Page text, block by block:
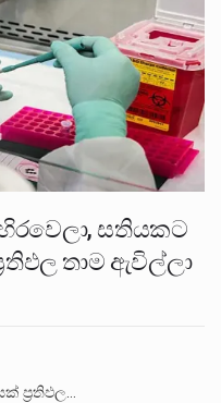
සතියකට
තාම ඇවිල්ලා
ප්‍රතිඵල…